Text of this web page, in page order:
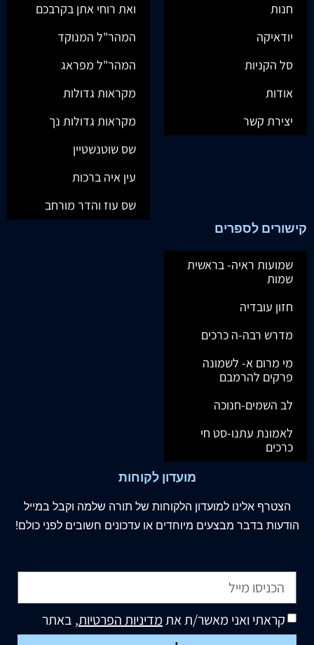
חנות
יודאיקה
סל הקניות
אודות
יצירת קשר
ואת רוחי אתן בקרבכם
המהר"ל המנוקד
המהר"ל מפראג
מקראות גדולות
מקראות גדולות נך
שס שוטנשטיין
עין איה ברכות
שס עוז והדר מורחב
קישורים לספרים
שמועות ראיה- בראשית
שמות
חזון עובדיה
מדרש רבה-ה כרכים
מי מרום א- לשמונה
פרקים להרמבם
לב השמים-חנוכה
לאמונת עתנו-סט חי
כרכים
מועדון לקוחות
הצטרף אלינו למועדון הלקוחות של תורה שלמה וקבל במייל
הודעות בדבר מבצעים מיוחדים או עדכונים חשובים לפני כולם!
קראתי ואני מאשר/ת אתמדיניות הפרטיות, באתר